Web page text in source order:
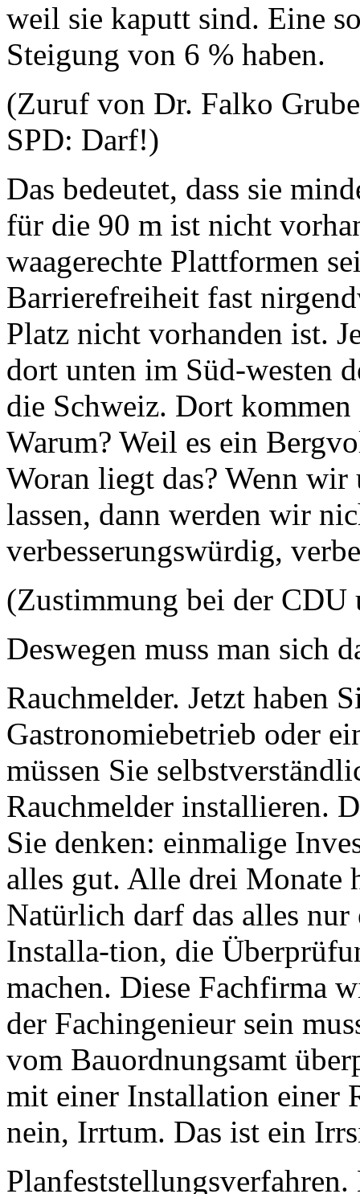
weil sie kaputt sind. Eine
Steigung von 6 % haben.
(Zuruf von Dr. Falko
SPD: Darf!)
Das bedeutet, dass sie
für die 90 m ist nicht
waagerechte Plattformen
Barrierefreiheit fast
Platz nicht vorhanden ist.
dort unten im Süd-westen
die Schweiz. Dort
Warum? Weil es ein
Woran liegt das? Wenn wir
lassen, dann werden wir
verbesserungswürdig,
(Zustimmung bei der CDU
Deswegen muss man sich
Rauchmelder. Jetzt haben
Gastronomiebetrieb oder
müssen Sie
Rauchmelder installieren.
Sie denken: einmalige
alles gut. Alle drei Monate
Natürlich darf das alles
Installa-tion, die
machen. Diese Fachfirma
der Fachingenieur sein
vom Bauordnungsamt
mit einer Installation einer
nein, Irrtum. Das ist ein